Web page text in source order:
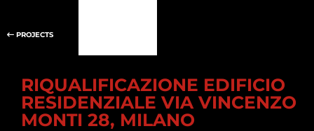
PROJECTS
RIQUALIFICAZIONE EDIFICIO
RESIDENZIALE VIA VINCENZO
MONTI 28, MILANO